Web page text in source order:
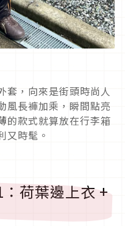
套，向來是街頭時尚人
風長褲加乘，瞬間點亮
的款式就算放在行李箱
又時髦。
：荷葉邊上衣+